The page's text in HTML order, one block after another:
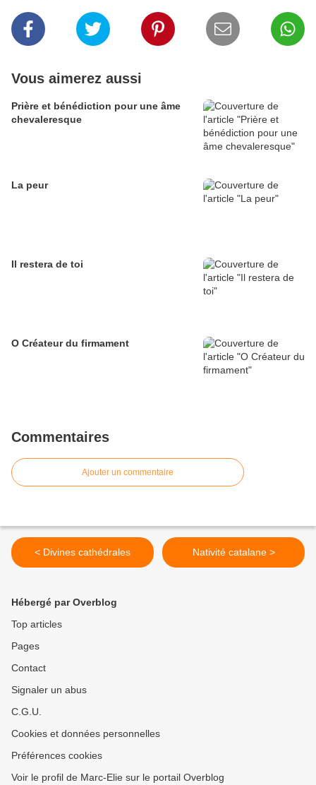
Vous aimerez aussi
Prière et bénédiction pour une âme
chevaleresque
La peur
Il restera de toi
O Créateur du firmament
Commentaires
Ajouter un commentaire
< Divines cathédrales Nativité catalane >
Hébergé par Overblog
Top articles
Pages
Contact
Signaler un abus
C.G.U.
Cookies et données personnelles
Préférences cookies
Voir le profil de Marc-Elie sur le portail Overblog